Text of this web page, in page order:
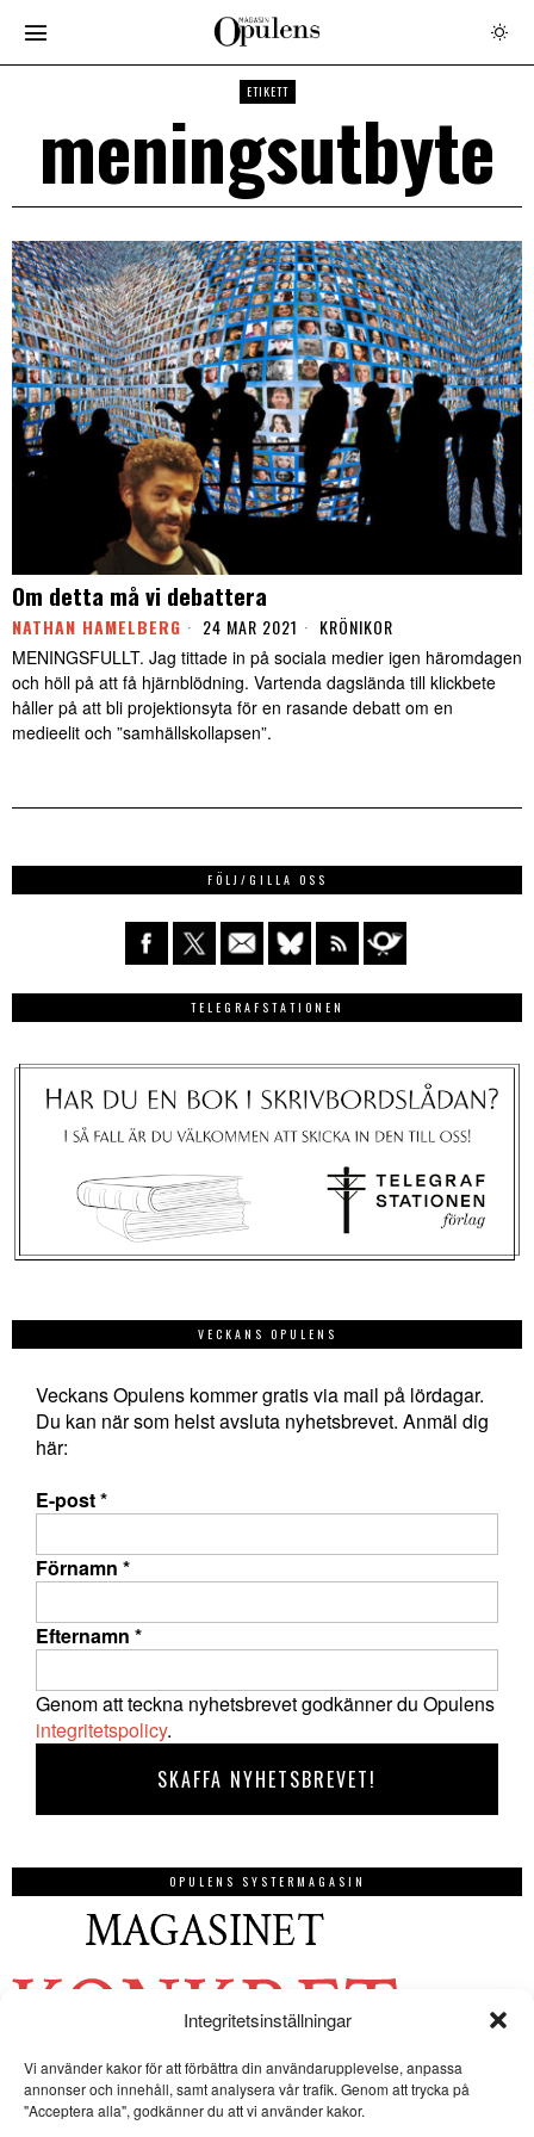
Integritetsinställningar
Vi använder kakor för att förbättra din användarupplevelse, anpassa
annonser och innehåll, samt analysera vår trafik. Genom att trycka på
"Acceptera alla", godkänner du att vi använder kakor.
ETIKETT
meningsutbyte
Om detta må vi debattera
NATHAN HAMELBERG 24 MAR 2021 KRÖNIKOR
MENINGSFULLT. Jag tittade in på sociala medier igen häromdagen
och höll på att få hjärnblödning. Vartenda dagslända till klickbete
håller på att bli projektionsyta för en rasande debatt om en
medieelit och ”samhällskollapsen”.
FÖLJ/GILLA OSS
TELEGRAFSTATIONEN
VECKANS OPULENS
Veckans Opulens kommer gratis via mail på lördagar.
Du kan när som helst avsluta nyhetsbrevet. Anmäl dig
här:
E-post*
Förnamn *
Efternamn *
Genom att teckna nyhetsbrevet godkänner du Opulens
integritetspolicy.
OPULENS SYSTERMAGASIN